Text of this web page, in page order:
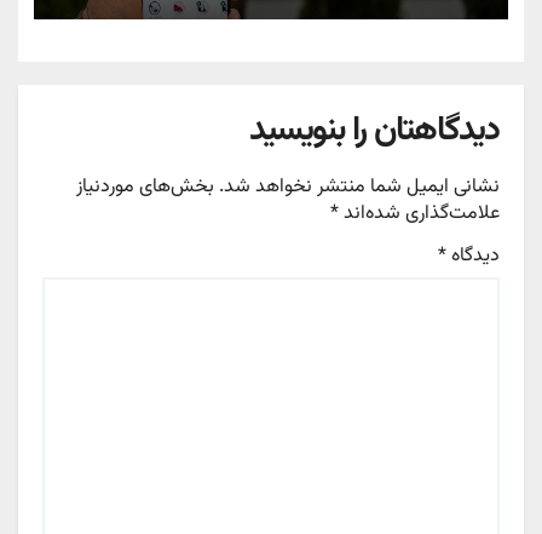
دیدگاهتان را بنویسید
نشانی ایمیل شما منتشر نخواهد شد. بخش‌های موردنیاز
علامت‌گذاری شده‌اند*
دیدگاه*